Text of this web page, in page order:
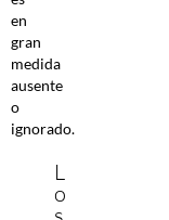
en
gran
medida
ausente
o
ignorado.
L
o